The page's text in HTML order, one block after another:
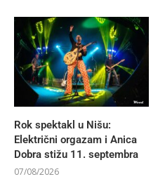
Rok spektakl u Nišu:
Električni orgazam i Anica
Dobra stižu 11. septembra
07/08/2026